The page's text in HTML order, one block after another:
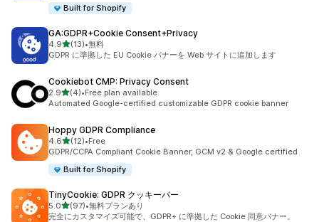
Built for Shopify
GA:GDPR+Cookie Consent+Privacy
4.95つ星中
(13)
合計レビュー数：13件
•無料
GDPR に準拠した EU Cookie バナーを Web サイトに追加します
Cookiebot CMP: Privacy Consent
2.95つ星中
(4)
合計レビュー数：4件
•Free plan available
Automated Google-certified customizable GDPR cookie banner
Hoppy GDPR Compliance
4.65つ星中
(12)
合計レビュー数：12件
•Free
GDPR/CCPA Compliant Cookie Banner, GCM v2 & Google certified
Built for Shopify
TinyCookie: GDPR クッキーバー
5.05つ星中
(97)
合計レビュー数：97件
•無料プランあり
完全にカスタマイズ可能で、GDPR+ に準拠した Cookie 同意バナー。